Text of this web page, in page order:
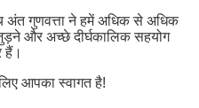
अंत गुणवत्ता ने हमें अधिक से अधिक
और अच्छे दीर्घकालिक सहयोग
हैं।
आपका स्वागत है!